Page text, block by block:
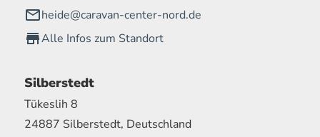
heide@caravan-center-nord.de
Alle Infos zum Standort
Silberstedt
Tükeslih 8
24887 Silberstedt, Deutschland